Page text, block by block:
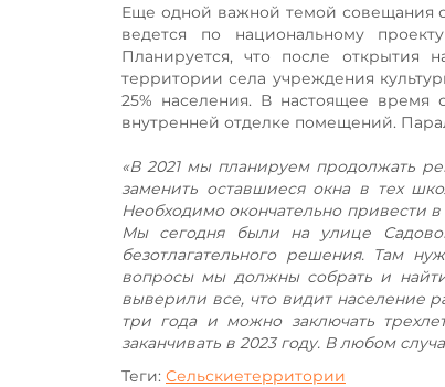
Еще одной важной темой совещания
ведется по национальному
Планируется, что после открытия
территории села учреждения
25% населения. В настоящее время
внутренней отделке помещений.
«В 2021 мы планируем продолжать
заменить оставшиеся окна в тех
Необходимо окончательно привести
Мы сегодня были на улице
безотлагательного решения. Там
вопросы мы должны собрать и
выверили все, что видит население
три года и можно заключать
заканчивать в 2023 году. В любом
Теги: Сельскиетерритории